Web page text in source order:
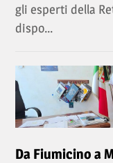
gli esperti della
dispo...
Da Fiumicino a